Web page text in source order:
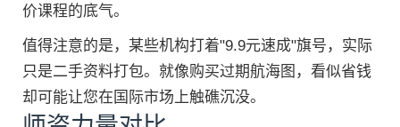
价课程的底气。
值得注意的是，某些机构打着"9.9元速成"旗号，实际
只是二手资料打包。就像购买过期航海图，看似省钱
却可能让您在国际市场上触礁沉没。